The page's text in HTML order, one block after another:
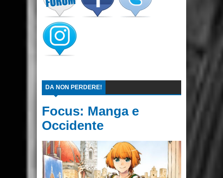
DA NON PERDERE!
Focus: Manga e
Occidente